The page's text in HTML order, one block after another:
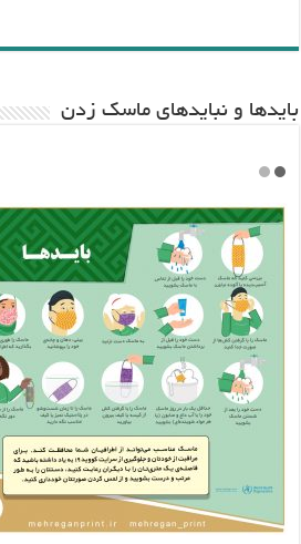
باید‌ها و نبایدهای ماسک زدن